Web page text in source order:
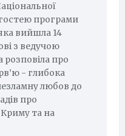
гостею програми
вийшла 14
з ведучою
про
- глибока
любов до
про
та на